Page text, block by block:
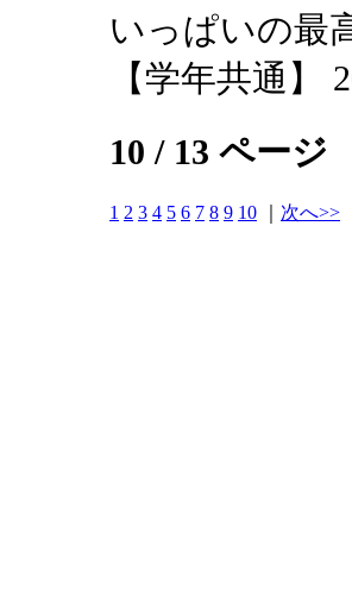
いっぱいの最
【学年共通】
10 / 13 ページ
1 2 3 4 5 6 7 8 9 10 次へ>>